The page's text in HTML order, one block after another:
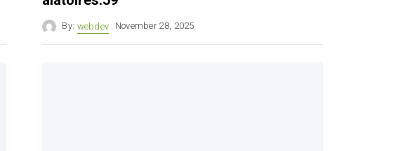
By: webdev November 28, 2025